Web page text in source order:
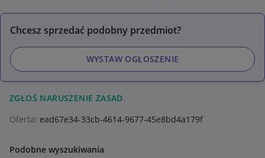
Chcesz sprzedać podobny przedmiot?
WYSTAW OGŁOSZENIE
ZGŁOŚ NARUSZENIE ZASAD
Oferta: ead67e34-33cb-4614-9677-45e8bd4a179f
Podobne wyszukiwania